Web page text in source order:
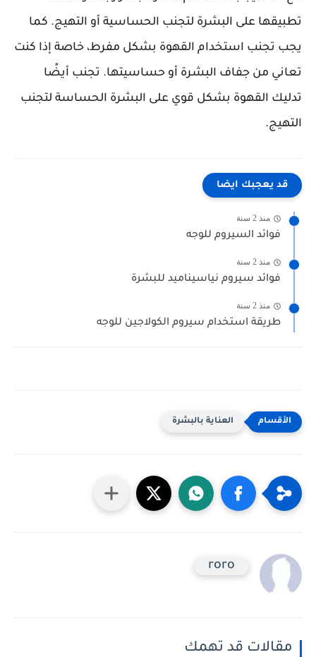
تطبيقها على البشرة لتجنب الحساسية أو التهيج. كما
يجب تجنب استخدام القهوة بشكل مفرط، خاصة إذا كنت
تعاني من جفاف البشرة أو حساسيتها. تجنب أيضًا
تدليك القهوة بشكل قوي على البشرة الحساسة لتجنب
التهيج.
قد يعجبك ايضا
منذ 2 سنة
فوائد السيروم للوجه
منذ 2 سنة
فوائد سيروم نياسيناميد للبشرة
منذ 2 سنة
طريقة استخدام سيروم الكولاجين للوجه
العناية بالبشرة
roro
مقالات قد تهمك